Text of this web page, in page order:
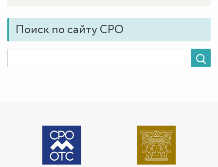
Поиск по сайту СРО